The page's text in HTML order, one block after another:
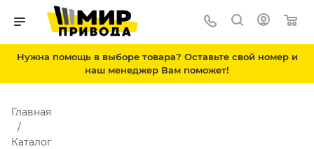
Нужна помощь в выборе товара? Оставьте свой номер и
наш менеджер Вам поможет!
Главная
Каталог